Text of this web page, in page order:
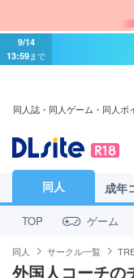
9/14
13:59まで
同人誌・同人ゲーム・同人ボ
同人 成年
TOP ゲーム
同人 サークル一覧
外国人コーチの